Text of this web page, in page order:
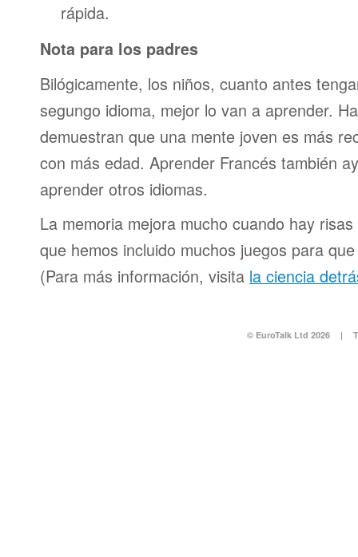
rápida.
Nota para los padres
Bilógicamente, los niños, cuanto antes
segungo idioma, mejor lo van a aprender.
demuestran que una mente joven es más
con más edad. Aprender Francés también
aprender otros idiomas.
La memoria mejora mucho cuando hay
que hemos incluido muchos juegos para
(Para más información, visita la ciencia
© EuroTalk Ltd 2026 |